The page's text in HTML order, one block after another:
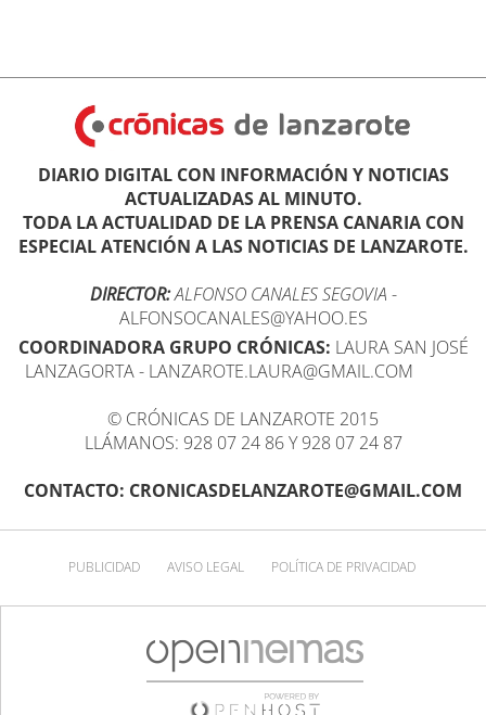
DIARIO DIGITAL CON INFORMACIÓN Y NOTICIAS
ACTUALIZADAS AL MINUTO.
TODA LA ACTUALIDAD DE LA PRENSA CANARIA CON
ESPECIAL ATENCIÓN A LAS NOTICIAS DE LANZAROTE.
DIRECTOR:ALFONSO CANALES SEGOVIA -
ALFONSOCANALES@YAHOO.ES
COORDINADORA GRUPO CRÓNICAS: LAURA SAN JOSÉ
LANZAGORTA - LANZAROTE.LAURA@GMAIL.COM
© CRÓNICAS DE LANZAROTE 2015
LLÁMANOS: 928 07 24 86 Y 928 07 24 87
CONTACTO: CRONICASDELANZAROTE@GMAIL.COM
PUBLICIDAD AVISO LEGAL POLÍTICA DE PRIVACIDAD